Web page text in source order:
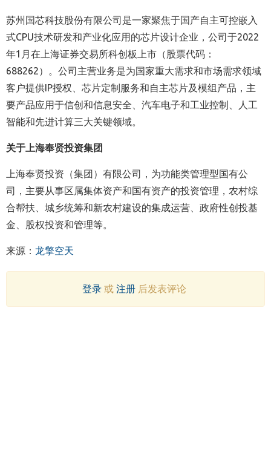
苏州国芯科技股份有限公司是一家聚焦于国产自主可控嵌入
式CPU技术研发和产业化应用的芯片设计企业，公司于2022
年1月在上海证券交易所科创板上市（股票代码：
688262）。公司主营业务是为国家重大需求和市场需求领域
客户提供IP授权、芯片定制服务和自主芯片及模组产品，主
要产品应用于信创和信息安全、汽车电子和工业控制、人工
智能和先进计算三大关键领域。
关于上海奉贤投资集团
上海奉贤投资（集团）有限公司，为功能类管理型国有公
司，主要从事区属集体资产和国有资产的投资管理，农村综
合帮扶、城乡统筹和新农村建设的集成运营、政府性创投基
金、股权投资和管理等。
来源： 龙擎空天
登录或 注册后发表评论